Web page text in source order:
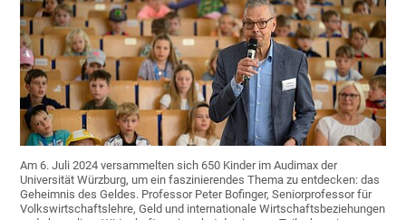
Am 6. Juli 2024 versammelten sich 650 Kinder im Audimax der
Universität Würzburg, um ein faszinierendes Thema zu entdecken: das
Geheimnis des Geldes. Professor Peter Bofinger, Seniorprofessor für
Volkswirtschaftslehre, Geld und internationale Wirtschaftsbeziehungen